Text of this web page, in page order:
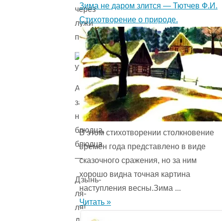
через
лужи
перескакивают.
А
за
ними
блюдца,
блюдца
—
Дзынь-
ля-
ля!
Зима не даром злится — Тютчев Ф.И.
Стихотворение о природе.
В этом стихотворении столкновение
времён года представ­лено в виде
сказочного сражения, но за ним
хорошо видна точная картина
наступления весны.Зима ...
Читать »